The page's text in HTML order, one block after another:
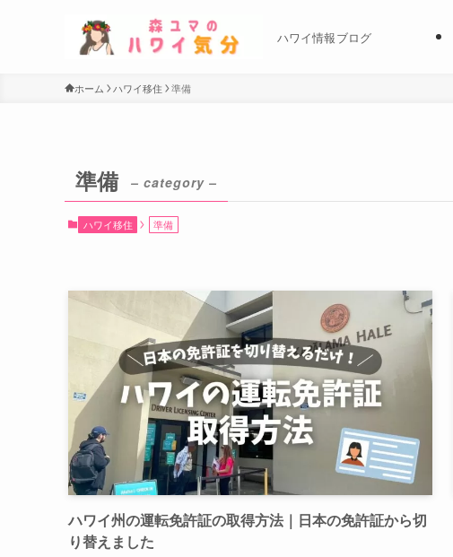
ハワイ情報ブログ
ホーム ハワイ移住 準備
準備 – category –
ハワイ移住 準備
ハワイ州の運転免許証の取得方法｜日本の免許証から切
り替えました